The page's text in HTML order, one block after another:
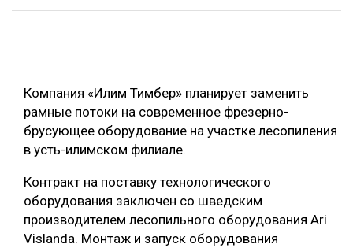
ЛЕСНОЕ ХОЗЯЙСТВО
ЦИФРОВАЯ СРЕДА
БИОЭНЕРГЕТИКА
ЛЕСОВОССТАНОВЛЕНИЕ И ЗАЩИТА
ЛОГИСТИКА
ЦБП
ТЕМАТИЧЕСКИЕ ПРОЕКТЫ
ПОДБОРКИ СТАТЕЙ
Компания «Илим Тимбер» планирует заменить
рамные потоки на современное фрезерно-
брусующее оборудование на участке лесопиления
в усть-илимском филиале.
Контракт на поставку технологического
оборудования заключен со шведским
производителем лесопильного оборудования Ari
Vislanda. Монтаж и запуск оборудования